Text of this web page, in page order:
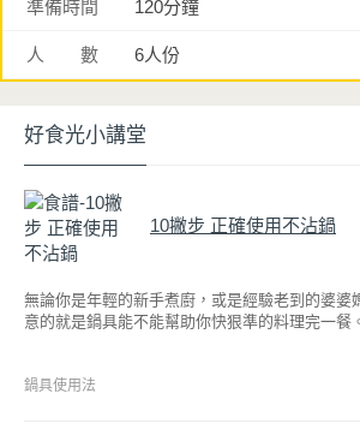
準備時間 120分鐘
人 數 6人份
好食光小講堂
10撇步 正確使用不沾鍋
無論你是年輕的新手煮廚，或是經驗老到的婆婆
意的就是鍋具能不能幫助你快狠準的料理完一餐
因此金鑽不沾系列的鍋具，更年年穩居銷售排行
鍋具使用法